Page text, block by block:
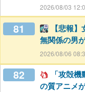
2026/08/03
81
【悲報
無関係の男
2026/08/06
82
「攻殻
の質アニメ